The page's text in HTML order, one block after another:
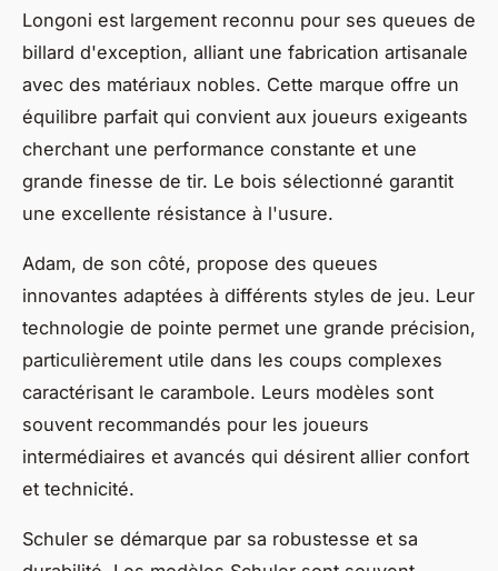
Longoni est largement reconnu pour ses queues de
billard d'exception, alliant une fabrication artisanale
avec des matériaux nobles. Cette marque offre un
équilibre parfait qui convient aux joueurs exigeants
cherchant une performance constante et une
grande finesse de tir. Le bois sélectionné garantit
une excellente résistance à l'usure.
Adam, de son côté, propose des queues
innovantes adaptées à différents styles de jeu. Leur
technologie de pointe permet une grande précision,
particulièrement utile dans les coups complexes
caractérisant le carambole. Leurs modèles sont
souvent recommandés pour les joueurs
intermédiaires et avancés qui désirent allier confort
et technicité.
Schuler se démarque par sa robustesse et sa